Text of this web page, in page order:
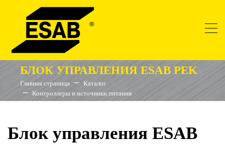
БЛОК УПРАВЛЕНИЯ ESAB PEK
Главная страница
Каталог
Контроллеры и источники питания
Блок управления ESAB